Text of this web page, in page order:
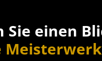
Sie einen